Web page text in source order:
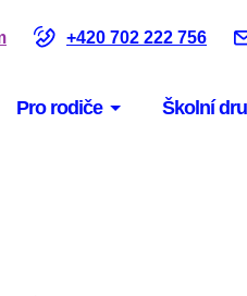
+420 702 222 756
Pro rodiče Školní